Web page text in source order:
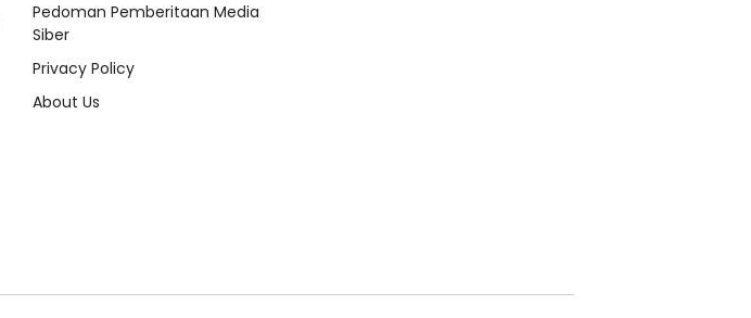
Pedoman Pemberitaan Media
Siber
Privacy Policy
About Us